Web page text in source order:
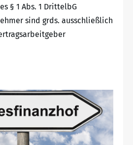
§ 1 Abs. 1 DrittelbG
sind grds. ausschließlich